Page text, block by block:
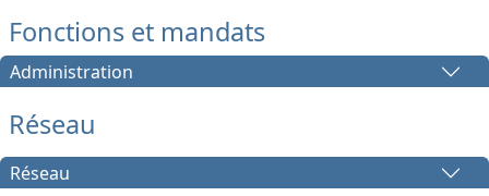
Fonctions et mandats
Administration
Réseau
Réseau